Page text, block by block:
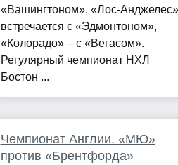
«Вашингтоном», «Лос-Анджелес»
встречается с «Эдмонтоном»,
«Колорадо» – с «Вегасом».
Регулярный чемпионат НХЛ
Бостон ...
Чемпионат Англии. «МЮ»
против «Брентфорда»